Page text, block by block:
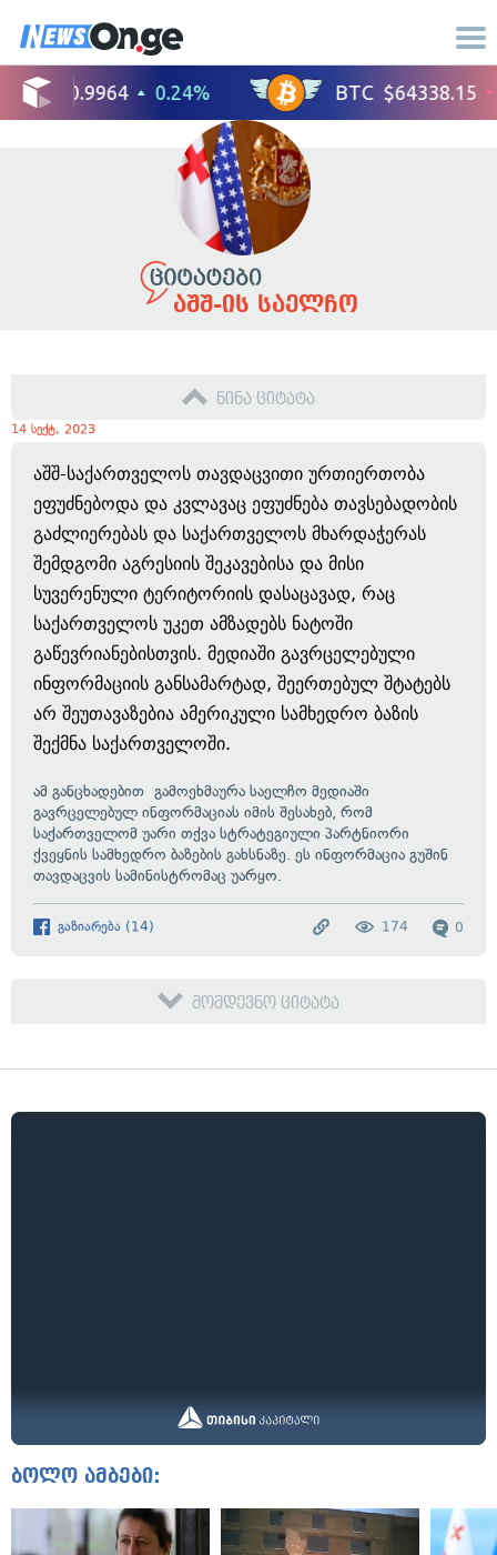
აშშ-ის საელჩო
წინა ციტატა
14 სექტ, 2023
აშშ-საქართველოს თავდაცვითი ურთიერთობა
ეფუძნებოდა და კვლავაც ეფუძნება თავსებადობის
გაძლიერებას და საქართველოს მხარდაჭერას
შემდგომი აგრესიის შეკავებისა და მისი
სუვერენული ტერიტორიის დასაცავად, რაც
საქართველოს უკეთ ამზადებს ნატოში
გაწევრიანებისთვის. მედიაში გავრცელებული
ინფორმაციის განსამარტად, შეერთებულ შტატებს
არ შეუთავაზებია ამერიკული სამხედრო ბაზის
შექმნა საქართველოში.
ამ განცხადებით გამოეხმაურა საელჩო მედიაში
გავრცელებულ ინფორმაციას იმის შესახებ, რომ
საქართველომ უარი თქვა სტრატეგიული პარტნიორი
ქვეყნის სამხედრო ბაზების გახსნაზე. ეს ინფორმაცია გუშინ
თავდაცვის სამინისტრომაც უარყო.
გაზიარება (14) 0
174
მომდევნო ციტატა
ბოლო ამბები: